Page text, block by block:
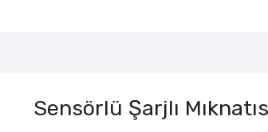
Sensörlü Şarjlı